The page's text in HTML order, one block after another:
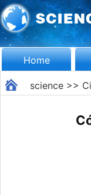
Home
science>>